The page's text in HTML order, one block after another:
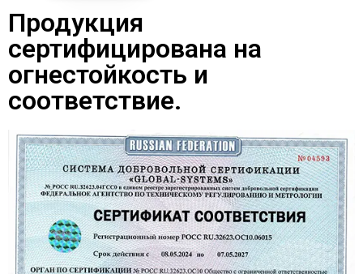
Продукция
сертифицирована на
огнестойкость и
соответствие.